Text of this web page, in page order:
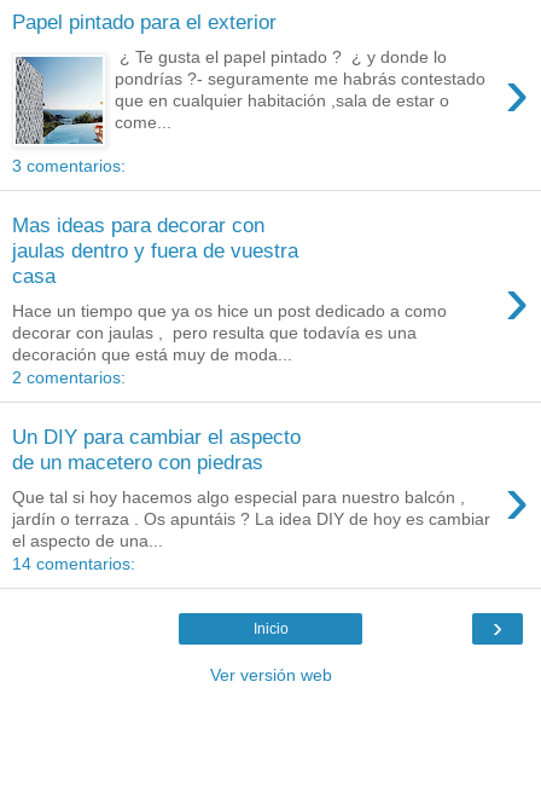
Papel pintado para el exterior
›
¿ Te gusta el papel pintado ? ¿ y donde lo
pondrías ?- seguramente me habrás contestado
que en cualquier habitación ,sala de estar o
come...
3 comentarios:
Mas ideas para decorar con
jaulas dentro y fuera de vuestra
casa
›
Hace un tiempo que ya os hice un post dedicado a como
decorar con jaulas , pero resulta que todavía es una
decoración que está muy de moda...
2 comentarios:
Un DIY para cambiar el aspecto
de un macetero con piedras
›
Que tal si hoy hacemos algo especial para nuestro balcón ,
jardín o terraza . Os apuntáis ? La idea DIY de hoy es cambiar
el aspecto de una...
14 comentarios:
›
Inicio
Ver versión web